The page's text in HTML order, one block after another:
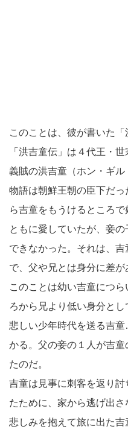
このことは、彼が書いた「
「洪吉童伝」は４代王・
義賊の洪吉童（ホン・ギル
物語は朝鮮王朝の臣下だ
ら吉童をもうけるところ
ともに愛していたが、妾
できなかった。それは、
で、父や兄とは身分に差が
このことは幼い吉童につ
ろから兄より低い身分とし
悲しい少年時代を送る吉
かる。父の妾の１人が吉
たのだ。
吉童は見事に刺客を返り
たために、家から逃げ出さ
悲しみを抱えて旅に出た